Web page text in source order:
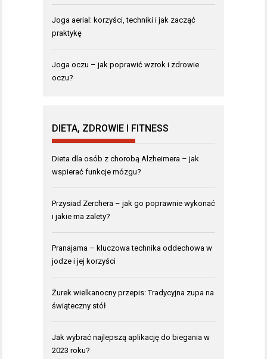
Joga aerial: korzyści, techniki i jak zacząć
praktykę
Joga oczu – jak poprawić wzrok i zdrowie
oczu?
DIETA, ZDROWIE I FITNESS
Dieta dla osób z chorobą Alzheimera – jak
wspierać funkcje mózgu?
Przysiad Zerchera – jak go poprawnie wykonać
i jakie ma zalety?
Pranajama – kluczowa technika oddechowa w
jodze i jej korzyści
Żurek wielkanocny przepis: Tradycyjna zupa na
świąteczny stół
Jak wybrać najlepszą aplikację do biegania w
2023 roku?